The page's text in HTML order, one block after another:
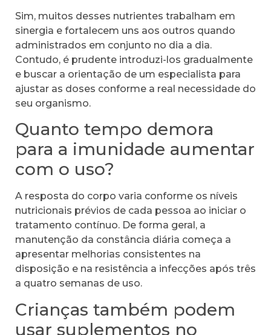
Sim, muitos desses nutrientes trabalham em
sinergia e fortalecem uns aos outros quando
administrados em conjunto no dia a dia.
Contudo, é prudente introduzi-los gradualmente
e buscar a orientação de um especialista para
ajustar as doses conforme a real necessidade do
seu organismo.
Quanto tempo demora
para a imunidade aumentar
com o uso?
A resposta do corpo varia conforme os níveis
nutricionais prévios de cada pessoa ao iniciar o
tratamento contínuo. De forma geral, a
manutenção da constância diária começa a
apresentar melhorias consistentes na
disposição e na resistência a infecções após três
a quatro semanas de uso.
Crianças também podem
usar suplementos no